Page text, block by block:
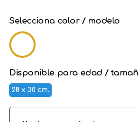
Selecciona color / modelo
Disponible para edad /
28 x 30 cm.